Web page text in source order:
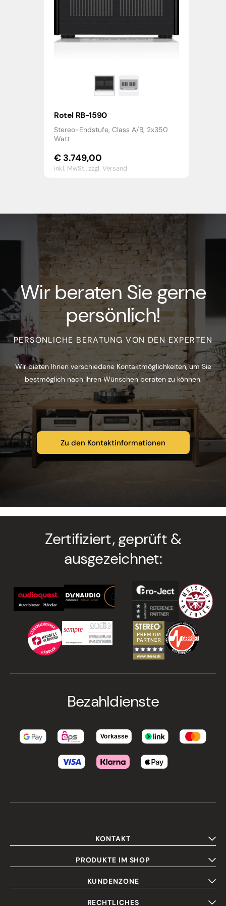
Rotel RB-1590
Stereo-Endstufe, Class A/B, 2x350
Watt
€ 3.749,00
inkl. MwSt.,zzgl. Versand
Wir beraten Sie gerne
persönlich!
PERSÖNLICHE BERATUNG VON DEN EXPERTEN
Wir bieten Ihnen verschiedene Kontaktmöglichkeiten, um Sie
bestmöglich nach Ihren Wünschen beraten zu können.
Zu den Kontaktinformationen
Zertifiziert, geprüft &
ausgezeichnet:
Bezahldienste
KONTAKT
PRODUKTE IM SHOP
KUNDENZONE
RECHTLICHES